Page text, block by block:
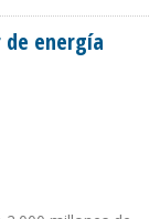
de energía